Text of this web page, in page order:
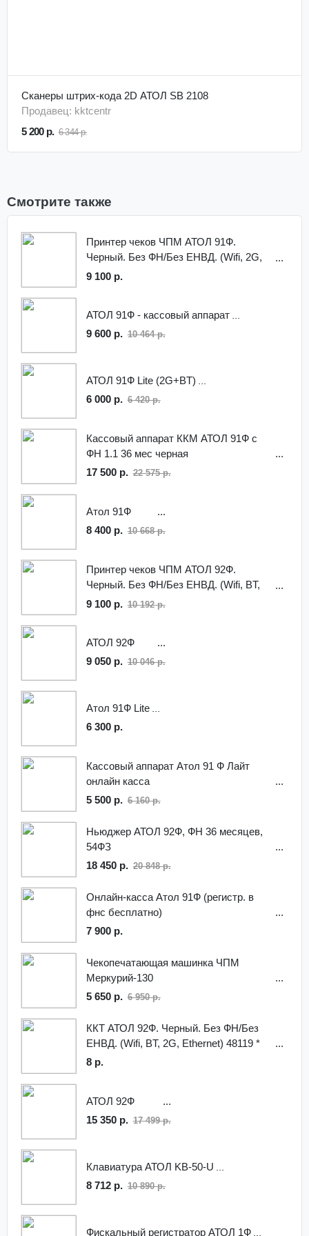
Сканеры штрих-кода 2D АТОЛ SB 2108
Продавец: kktcentr
5 200 р. 6 344 р.
Смотрите также
Принтер чеков ЧПМ АТОЛ 91Ф.
Черный. Без ФН/Без ЕНВД. (Wifi, 2G,
BT, Ethernet)
9 100 р.
АТОЛ 91Ф - кассовый аппарат
9 600 р. 10 464 р.
АТОЛ 91Ф Lite (2G+BT)
6 000 р. 6 420 р.
Кассовый аппарат ККМ АТОЛ 91Ф с
ФН 1.1 36 мес черная
17 500 р. 22 575 р.
Атол 91Ф
8 400 р. 10 668 р.
Принтер чеков ЧПМ АТОЛ 92Ф.
Черный. Без ФН/Без ЕНВД. (Wifi, BT,
2G, Ethernet)
9 100 р. 10 192 р.
АТОЛ 92Ф
9 050 р. 10 046 р.
Атол 91Ф Lite
6 300 р.
Кассовый аппарат Атол 91 Ф Лайт
онлайн касса
5 500 р. 6 160 р.
Ньюджер АТОЛ 92Ф, ФН 36 месяцев,
54ФЗ
18 450 р. 20 848 р.
Онлайн-касса Атол 91Ф (регистр. в
фнс бесплатно)
7 900 р.
Чекопечатающая машинка ЧПМ
Меркурий-130
5 650 р. 6 950 р.
ККТ АТОЛ 92Ф. Черный. Без ФН/Без
ЕНВД. (Wifi, BT, 2G, Ethernet) 48119 *
8 р.
АТОЛ 92Ф
15 350 р. 17 499 р.
Клавиатура АТОЛ KB-50-U
8 712 р. 10 890 р.
Фискальный регистратор АТОЛ 1Ф